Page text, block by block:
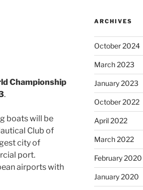
Championship
.
boats will be
Club of
city of
port.
airports with
ARCHIVES
October 2024
March 2023
January 2023
October 2022
April 2022
March 2022
February 2020
January 2020